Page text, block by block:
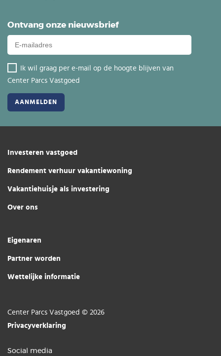
Ontvang onze nieuwsbrief
Ik wil graag per e-mail op de hoogte blijven van
Center Parcs Vastgoed
Investeren vastgoed
Rendement verhuur vakantiewoning
Vakantiehuisje als investering
Over ons
Eigenaren
Partner worden
Wettelijke informatie
Center Parcs Vastgoed © 2026
Privacyverklaring
Social media